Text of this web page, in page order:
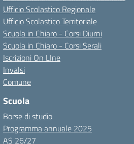
Ufficio Scolastico Regionale
Ufficio Scolastico Territoriale
Scuola in Chiaro - Corsi Diurni
Scuola in Chiaro - Corsi Serali
Iscrizioni On LIne
Invalsi
Comune
Scuola
Borse di studio
Programma annuale 2025
AS 26/27